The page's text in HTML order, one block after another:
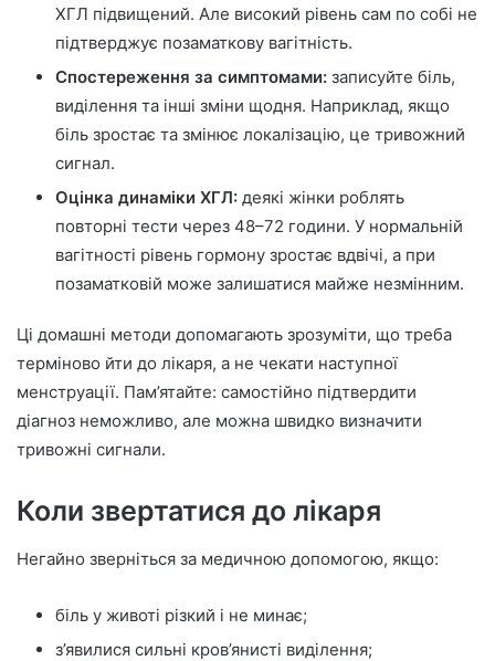
ХГЛ підвищений. Але високий рівень сам по собі не
підтверджує позаматкову вагітність.
Спостереження за симптомами: записуйте біль,
виділення та інші зміни щодня. Наприклад, якщо
біль зростає та змінює локалізацію, це тривожний
сигнал.
Оцінка динаміки ХГЛ: деякі жінки роблять
повторні тести через 48–72 години. У нормальній
вагітності рівень гормону зростає вдвічі, а при
позаматковій може залишатися майже незмінним.
Ці домашні методи допомагають зрозуміти, що треба
терміново йти до лікаря, а не чекати наступної
менструації. Пам’ятайте: самостійно підтвердити
діагноз неможливо, але можна швидко визначити
тривожні сигнали.
Коли звертатися до лікаря
Негайно зверніться за медичною допомогою, якщо:
біль у животі різкий і не минає;
з’явилися сильні кров’янисті виділення;